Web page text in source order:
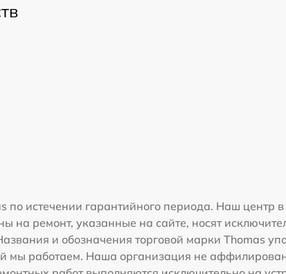
истечении гарантийного периода. Наш центр
на ремонт, указанные на сайте, носят
и обозначения торговой марки Thomas
мы работаем. Наша организация не